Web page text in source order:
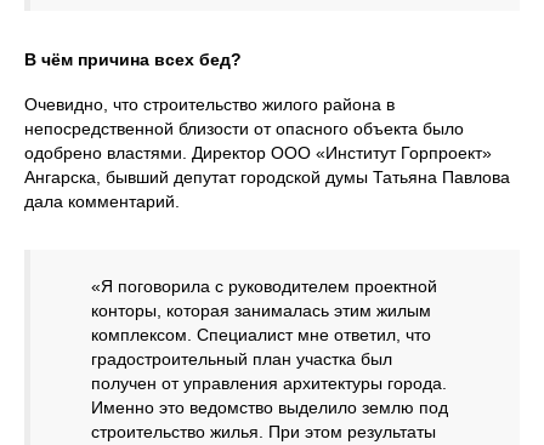
В чëм причина всех бед?
Очевидно, что строительство жилого района в
непосредственной близости от опасного объекта было
одобрено властями. Директор ООО «Институт Горпроект»
Ангарска, бывший депутат городской думы Татьяна Павлова
дала комментарий.
«Я поговорила с руководителем проектной
конторы, которая занималась этим жилым
комплексом. Специалист мне ответил, что
градостроительный план участка был
получен от управления архитектуры города.
Именно это ведомство выделило землю под
строительство жилья. При этом результаты